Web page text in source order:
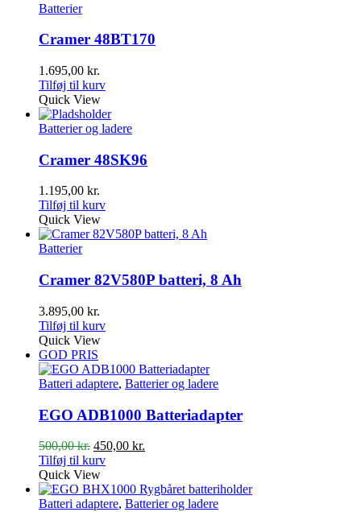
Batterier
Cramer 48BT170
1.695,00 kr.
Tilføj til kurv
Quick View
Batterier og ladere
Cramer 48SK96
1.195,00 kr.
Tilføj til kurv
Quick View
Batterier
Cramer 82V580P batteri, 8 Ah
3.895,00 kr.
Tilføj til kurv
Quick View
GOD PRIS
Batteri adaptere, Batterier og ladere
EGO ADB1000 Batteriadapter
500,00kr. Den
oprindelige
pris
var:
500,00 kr..
450,00 kr.
er:
450,00 kr..
Tilføj til kurv
Quick View
Batteri adaptere, Batterier og ladere